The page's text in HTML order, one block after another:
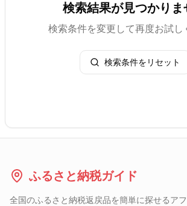
検索結果が見つかりま
検索条件を変更して再度お試し
検索条件をリセット
ふるさと納税ガイド
全国のふるさと納税返戻品を簡単に探せるア